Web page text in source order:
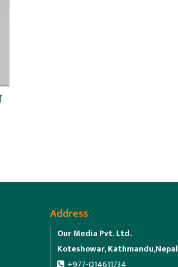
Address
Our Media Pvt. Ltd.
Koteshowar, Kathmandu,Nepal